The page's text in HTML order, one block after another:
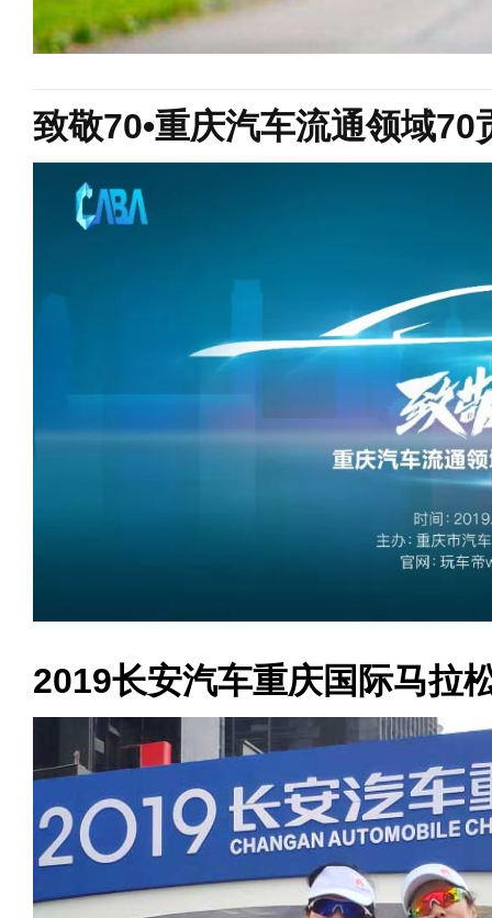
致敬70•重庆汽车流通领域70
2019长安汽车重庆国际马拉